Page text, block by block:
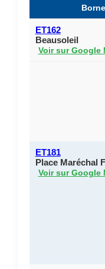
ET162
Beausoleil
Voir sur Google
ET181
Place Maréchal
Voir sur Google